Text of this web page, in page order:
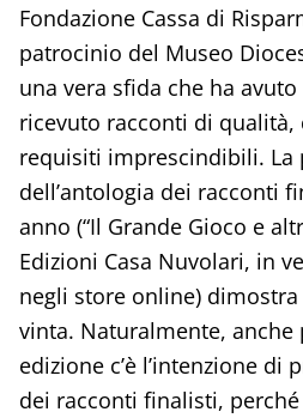
Fondazione Cassa di
patrocinio del Museo
una vera sfida che ha
ricevuto racconti di qualità,
requisiti imprescindibili. La
dell’antologia dei racconti
anno (“Il Grande Gioco e
Edizioni Casa Nuvolari, in
negli store online)
vinta. Naturalmente, anche
edizione c’è l’intenzione di
dei racconti finalisti,